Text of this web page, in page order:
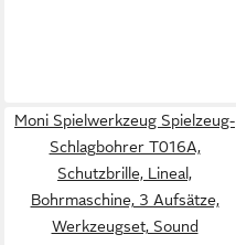
Moni Spielwerkzeug Spielzeug-
Schlagbohrer T016A,
Schutzbrille, Lineal,
Bohrmaschine, 3 Aufsätze,
Werkzeugset, Sound